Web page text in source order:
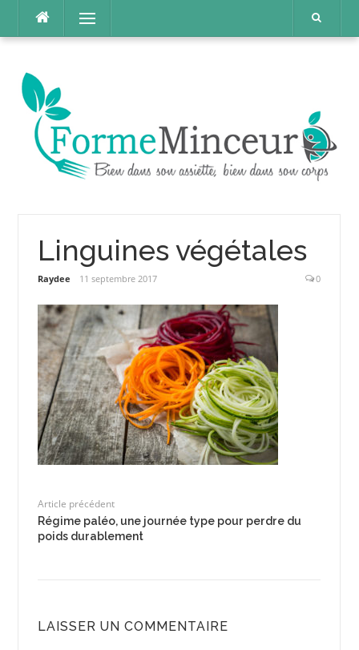
contenu
Menu
Linguines végétales
Raydee 11 septembre 2017 0
Article précédent
Régime paléo, une journée type pour perdre du
poids durablement
LAISSER UN COMMENTAIRE